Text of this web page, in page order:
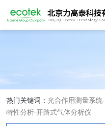
热门关键词：光合作用测量系统-
特性分析-开路式气体分析仪